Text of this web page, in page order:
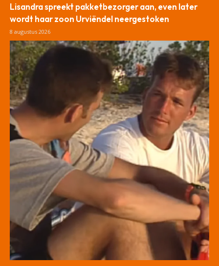
Lisandra spreekt pakketbezorger aan, even later
wordt haar zoon Urviëndel neergestoken
8 augustus 2026